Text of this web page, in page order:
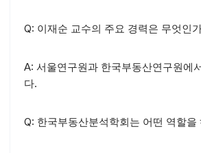
Q: 이재순 교수의 주요 경력은 무엇인
A: 서울연구원과 한국부동산연구원에
다.
Q: 한국부동산분석학회는 어떤 역할을